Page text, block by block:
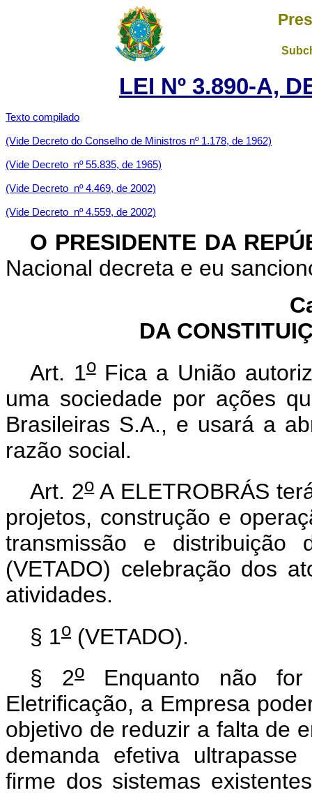
LEI Nº 3.890-A,
Texto compilado
(Vide Decreto do Conselho de Ministros nº 1.178, de 1962)
(Vide Decreto nº 55.835, de 1965)
(Vide Decreto nº 4.469, de 2002)
(Vide Decreto nº 4.559, de 2002)
O PRESIDENTE DA
Nacional decreta e eu
DA
Art. 1oFica a União
uma sociedade por ações
Brasileiras S.A., e usará a
razão social.
Art. 2oA ELETROBRÁS
projetos, construção e
transmissão e
(VETADO) celebração dos
atividades.
§ 1o (VETADO).
§ 2oEnquanto não for
Eletrificação, a Empresa
objetivo de reduzir a falta de
demanda efetiva
firme dos sistemas